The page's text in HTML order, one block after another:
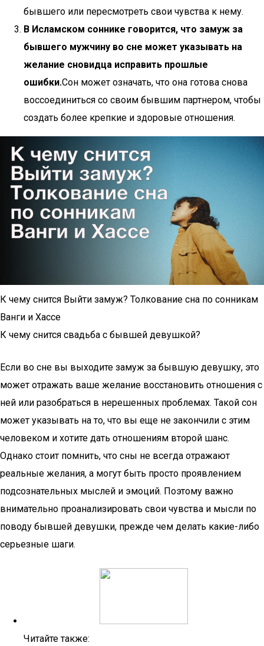
бывшего или пересмотреть свои чувства к нему.
В Исламском соннике говорится, что замуж за
бывшего мужчину во сне может указывать на
желание сновидца исправить прошлые
ошибки.Сон может означать, что она готова снова
воссоединиться со своим бывшим партнером, чтобы
создать более крепкие и здоровые отношения.
К чему снится Выйти замуж? Толкование сна по сонникам
Ванги и Хассе
К чему снится свадьба с бывшей девушкой?
Если во сне вы выходите замуж за бывшую девушку, это
может отражать ваше желание восстановить отношения с
ней или разобраться в нерешенных проблемах. Такой сон
может указывать на то, что вы еще не закончили с этим
человеком и хотите дать отношениям второй шанс.
Однако стоит помнить, что сны не всегда отражают
реальные желания, а могут быть просто проявлением
подсознательных мыслей и эмоций. Поэтому важно
внимательно проанализировать свои чувства и мысли по
поводу бывшей девушки, прежде чем делать какие-либо
серьезные шаги.
Читайте также: